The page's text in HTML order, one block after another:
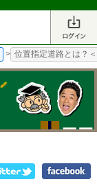
> 位置指定道路とは？